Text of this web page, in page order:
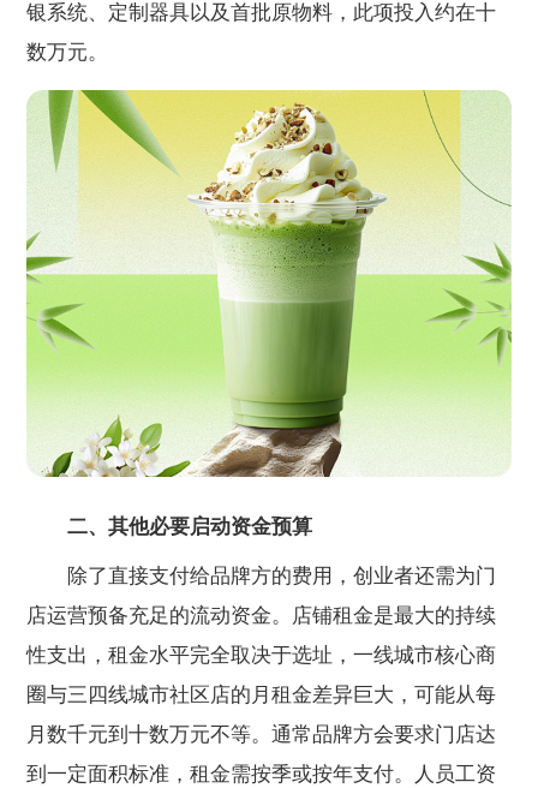
银系统、定制器具以及首批原物料，此项投入约在十
数万元。
二、其他必要启动资金预算
除了直接支付给品牌方的费用，创业者还需为门
店运营预备充足的流动资金。店铺租金是最大的持续
性支出，租金水平完全取决于选址，一线城市核心商
圈与三四线城市社区店的月租金差异巨大，可能从每
月数千元到十数万元不等。通常品牌方会要求门店达
到一定面积标准，租金需按季或按年支付。人员工资